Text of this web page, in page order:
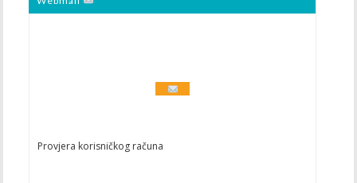
Provjera korisničkog računa